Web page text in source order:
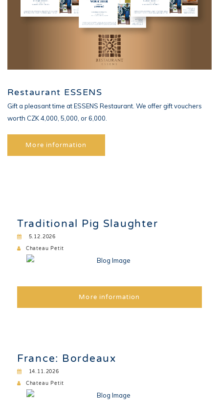
Restaurant ESSENS
Gift a pleasant time at ESSENS Restaurant. We offer gift vouchers
worth CZK 4,000, 5,000, or 6,000.
More information
Traditional Pig Slaughter
5.12.2026
Chateau Petit
More information
France: Bordeaux
14.11.2026
Chateau Petit